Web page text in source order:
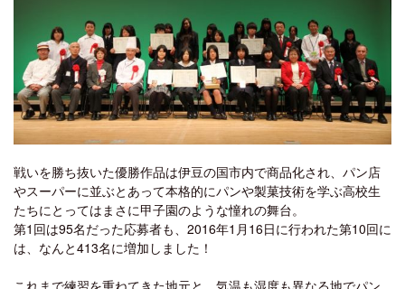
戦いを勝ち抜いた優勝作品は伊豆の国市内で商品化され、パン店
やスーパーに並ぶとあって本格的にパンや製菓技術を学ぶ高校生
たちにとってはまさに甲子園のような憧れの舞台。
第1回は95名だった応募者も、2016年1月16日に行われた第10回に
は、なんと413名に増加しました！